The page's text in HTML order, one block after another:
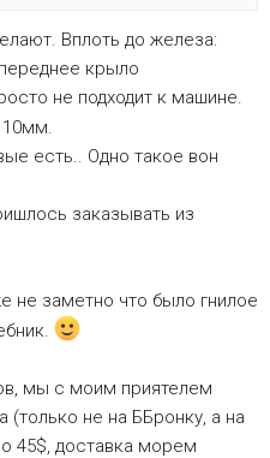
Вплоть до железа:
крыло
не подходит к машине.
есть.. Одно такое вон
заказывать из
не заметно что было гнилое
мы с моим приятелем
не на ББронку, а на
45$, доставка морем